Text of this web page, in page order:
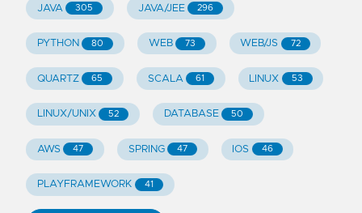
JAVA 305 JAVA/JEE 296
PYTHON 80 WEB 73 WEB/JS 72
QUARTZ 65 SCALA 61 LINUX 53
LINUX/UNIX 52 DATABASE 50
AWS 47 SPRING 47 IOS 46
PLAYFRAMEWORK 41